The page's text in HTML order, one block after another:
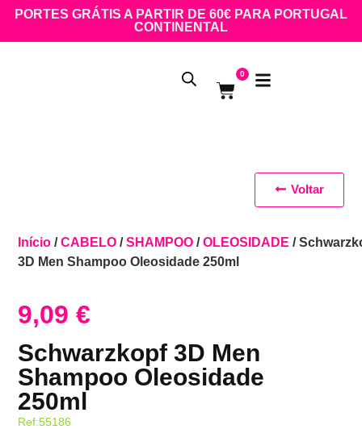
PORTES GRÁTIS A PARTIR DE 60€ PARA PORTUGAL
CONTINENTAL
0
Início /CABELO /SHAMPOO /OLEOSIDADE /
3D Men Shampoo Oleosidade 250ml
9,09€
Schwarzkopf 3D Men
Shampoo Oleosidade
250ml
Ref:55186
Voltar